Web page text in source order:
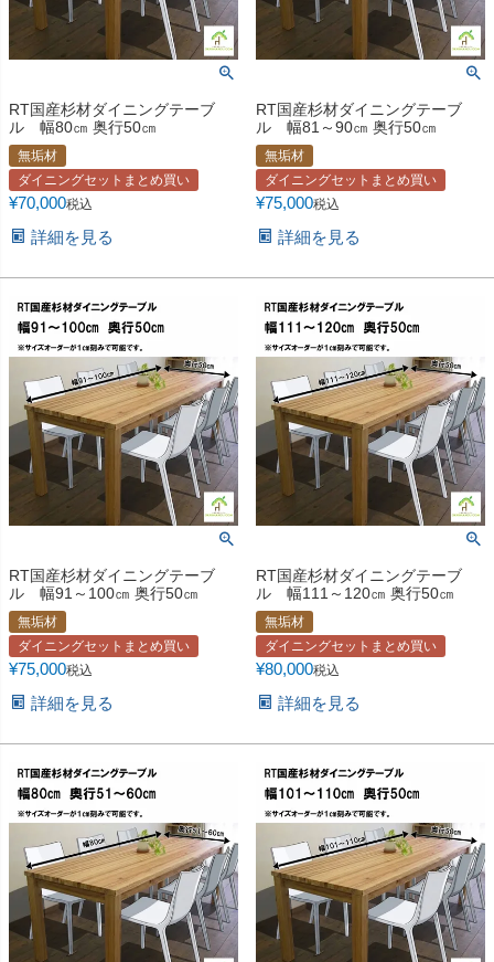
RT国産杉材ダイニングテーブ
ル 幅80㎝ 奥行50㎝
無垢材
ダイニングセットまとめ買い
¥70,000税込
詳細を見る
RT国産杉材ダイニングテーブ
ル 幅81～90㎝ 奥行50㎝
無垢材
ダイニングセットまとめ買い
¥75,000税込
詳細を見る
RT国産杉材ダイニングテーブ
ル 幅91～100㎝ 奥行50㎝
無垢材
ダイニングセットまとめ買い
¥75,000税込
詳細を見る
RT国産杉材ダイニングテーブ
ル 幅111～120㎝ 奥行50㎝
無垢材
ダイニングセットまとめ買い
¥80,000税込
詳細を見る